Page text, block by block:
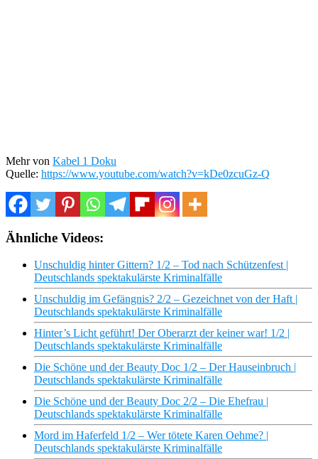
Mehr von Kabel 1 Doku
Quelle: https://www.youtube.com/watch?v=kDe0zcuGz-Q
Ähnliche Videos:
Unschuldig hinter Gittern? 1/2 – Tod nach Schützenfest |
Deutschlands spektakulärste Kriminalfälle
Unschuldig im Gefängnis? 2/2 – Gezeichnet von der Haft |
Deutschlands spektakulärste Kriminalfälle
Hinter’s Licht geführt! Der Oberarzt der keiner war! 1/2 |
Deutschlands spektakulärste Kriminalfälle
Die Schöne und der Beauty Doc 1/2 – Der Hauseinbruch |
Deutschlands spektakulärste Kriminalfälle
Die Schöne und der Beauty Doc 2/2 – Die Ehefrau |
Deutschlands spektakulärste Kriminalfälle
Mord im Haferfeld 1/2 – Wer tötete Karen Oehme? |
Deutschlands spektakulärste Kriminalfälle